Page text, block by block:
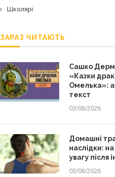
Школярі
ЗАРАЗ ЧИТАЮТЬ
Сашко
«Казки
Омелька»:
текст
03/08/2026
Домашні
наслідки:
увагу після
03/08/2026